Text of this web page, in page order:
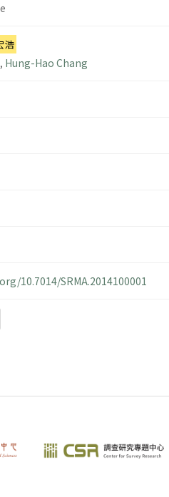
浩
, Hung-Hao Chang
10.7014/SRMA.2014100001